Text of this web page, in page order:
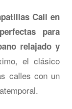
Cali en
para
relajado y
el clásico
calles con un